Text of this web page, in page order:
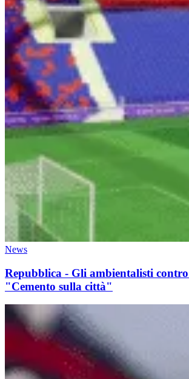
News
Repubblica - Gli ambientalisti
"Cemento sulla città"